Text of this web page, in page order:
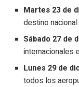
Martes 23 de
destino nacional
Sábado 27 de
internacionales
Lunes 29 de
todos los